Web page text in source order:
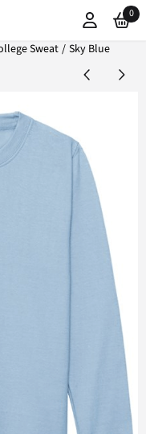
instellingen of sta alle 0
Sweat / Sky Blue